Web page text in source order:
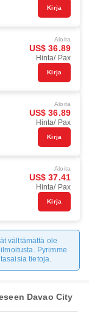
Kirja
Aloita
US$ 36.89
Hinta/ Pax
Kirja
Aloita
US$ 36.89
Hinta/ Pax
Kirja
Aloita
US$ 37.41
Hinta/ Pax
Kirja
välttämättä ole
Pyrimme
tietoja.
Davao City